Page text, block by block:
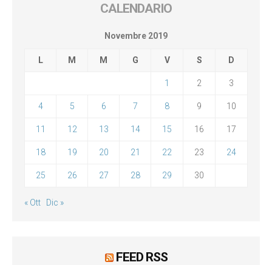
CALENDARIO
Novembre 2019
L M M G V S D
1 2 3
4 5 6 7 8 9 10
11 12 13 14 15 16 17
18 19 20 21 22 23 24
25 26 27 28 29 30
« Ott Dic »
FEED RSS